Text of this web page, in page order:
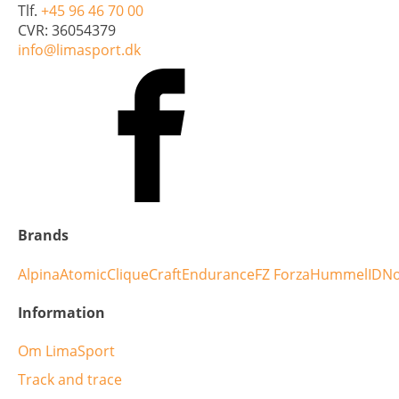
Tlf. +45 96 46 70 00
CVR: 36054379
info@limasport.dk
Brands
AlpinaAtomicCliqueCraftEnduranceFZ ForzaHummelID
Information
Om LimaSport
Track and trace